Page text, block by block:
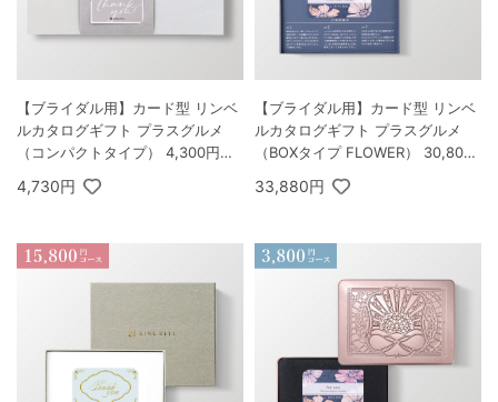
【ブライダル用】カード型 リンベ
ルカタログギフト プラスグルメ
（コンパクトタイプ） 4,300円コ
ース オリオン＆ダイアナ
4,730円
【ブライダル用】カード型 リンベ
ルカタログギフト プラスグルメ
（BOXタイプ FLOWER） 30,800
円コース クェーサー＆マーキュリ
ー
33,880円